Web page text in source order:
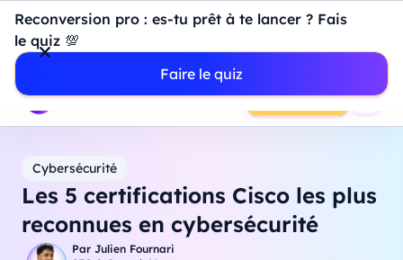
Reconversion pro : es-tu prêt à te lancer ? Fais
le quiz 💯
Faire le quiz
Introduction à Power BI : construisez votre premier
dashboard de A à Z
- Mardi 11 Août
18h00
Professionnels
Étudiants Parents Entreprises
Prendre RDV
Cybersécurité
Les 5 certifications Cisco les plus
reconnues en cybersécurité
Par Julien Fournari